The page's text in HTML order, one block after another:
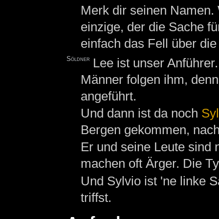
Merk dir seinen
einzige, der die Sache
einfach das Fell über
Söldner
Lee ist unser
Männer folgen ihm,
angeführt.
Und dann ist da noch
Bergen gekommen,
Er und seine Leute sind
machen oft Ärger. Die
Und Sylvio ist 'ne linke
triffst.